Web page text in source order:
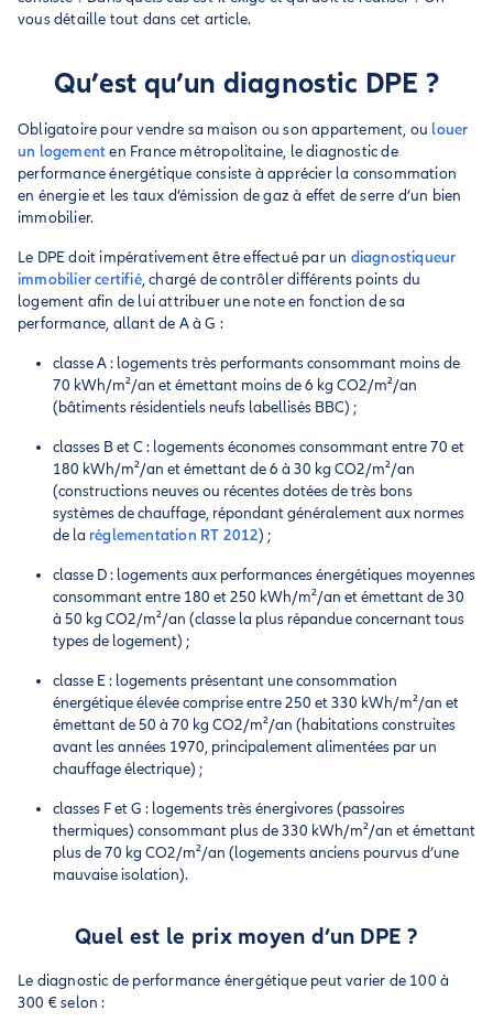
vous détaille tout dans cet article.
Qu’est qu’un diagnostic DPE ?
Obligatoire pour vendre sa maison ou son appartement, ou louer
un logementen France métropolitaine, le diagnostic de
performance énergétique consiste à apprécier la consommation
en énergie et les taux d’émission de gaz à effet de serre d’un bien
immobilier.
Le DPE doit impérativement être effectué par un diagnostiqueur
immobilier certifié, chargé de contrôler différents points du
logement afin de lui attribuer une note en fonction de sa
performance, allant de A à G :
classe A : logements très performants consommant moins de
70 kWh/m²/an et émettant moins de 6 kg CO2/m²/an
(bâtiments résidentiels neufs labellisés BBC) ;
classes B et C : logements économes consommant entre 70 et
180 kWh/m²/an et émettant de 6 à 30 kg CO2/m²/an
(constructions neuves ou récentes dotées de très bons
systèmes de chauffage, répondant généralement aux normes
de la réglementation RT 2012) ;
classe D : logements aux performances énergétiques moyennes
consommant entre 180 et 250 kWh/m²/an et émettant de 30
à 50 kg CO2/m²/an (classe la plus répandue concernant tous
types de logement) ;
classe E : logements présentant une consommation
énergétique élevée comprise entre 250 et 330 kWh/m²/an et
émettant de 50 à 70 kg CO2/m²/an (habitations construites
avant les années 1970, principalement alimentées par un
chauffage électrique) ;
classes F et G : logements très énergivores (passoires
thermiques) consommant plus de 330 kWh/m²/an et émettant
plus de 70 kg CO2/m²/an (logements anciens pourvus d’une
mauvaise isolation).
Quel est le prix moyen d’un DPE ?
Le diagnostic de performance énergétique peut varier de 100 à
300 € selon :